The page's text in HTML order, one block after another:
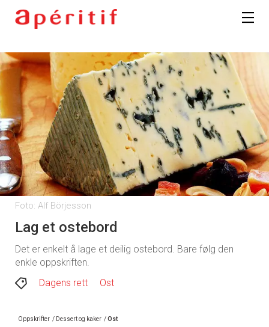
Foto: Alf Börjesson
Lag et ostebord
Det er enkelt å lage et deilig ostebord. Bare følg den
enkle oppskriften.
Dagens rett
Ost
Oppskrifter / Dessert og kaker /Ost